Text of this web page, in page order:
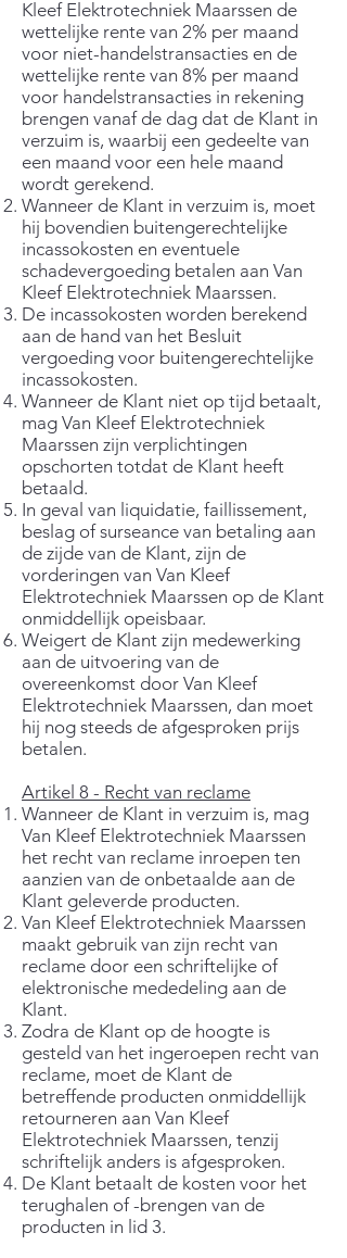
Kleef Elektrotechniek Maarssen de
wettelijke rente van 2% per maand
voor niet-handelstransacties en de
wettelijke rente van 8% per maand
voor handelstransacties in rekening
brengen vanaf de dag dat de Klant in
verzuim is, waarbij een gedeelte van
een maand voor een hele maand
wordt gerekend.
Wanneer de Klant in verzuim is, moet
hij bovendien buitengerechtelijke
incassokosten en eventuele
schadevergoeding betalen aan Van
Kleef Elektrotechniek Maarssen.
De incassokosten worden berekend
aan de hand van het Besluit
vergoeding voor buitengerechtelijke
incassokosten.
Wanneer de Klant niet op tijd betaalt,
mag Van Kleef Elektrotechniek
Maarssen zijn verplichtingen
opschorten totdat de Klant heeft
betaald.
In geval van liquidatie, faillissement,
beslag of surseance van betaling aan
de zijde van de Klant, zijn de
vorderingen van Van Kleef
Elektrotechniek Maarssen op de Klant
onmiddellijk opeisbaar.
Weigert de Klant zijn medewerking
aan de uitvoering van de
overeenkomst door Van Kleef
Elektrotechniek Maarssen, dan moet
hij nog steeds de afgesproken prijs
betalen.
Artikel 8 - Recht van reclame
Wanneer de Klant in verzuim is, mag
Van Kleef Elektrotechniek Maarssen
het recht van reclame inroepen ten
aanzien van de onbetaalde aan de
Klant geleverde producten.
Van Kleef Elektrotechniek Maarssen
maakt gebruik van zijn recht van
reclame door een schriftelijke of
elektronische mededeling aan de
Klant.
Zodra de Klant op de hoogte is
gesteld van het ingeroepen recht van
reclame, moet de Klant de
betreffende producten onmiddellijk
retourneren aan Van Kleef
Elektrotechniek Maarssen, tenzij
schriftelijk anders is afgesproken.
De Klant betaalt de kosten voor het
terughalen of -brengen van de
producten in lid 3.